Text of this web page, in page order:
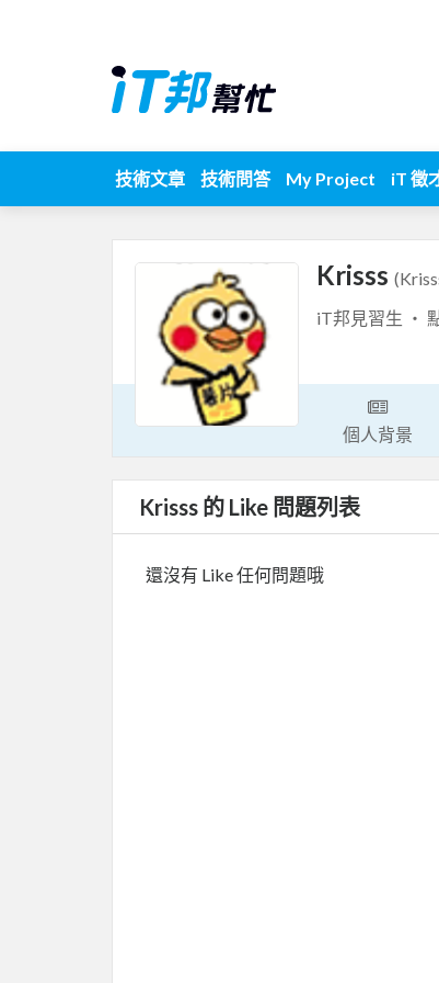
技術文章 技術問答 My Project iT 徵
Krisss
iT邦見習生 ‧
個人背景
Krisss 的 Like 問題列表
還沒有 Like 任何問題哦